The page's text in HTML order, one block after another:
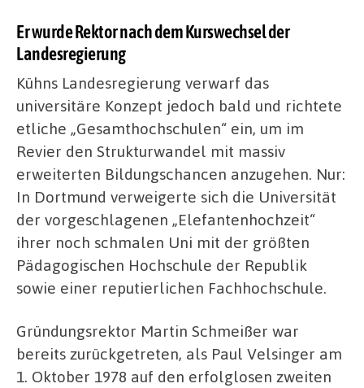
Er wurde Rektor nach dem Kurswechsel der
Landesregierung
Kühns Landesregierung verwarf das
universitäre Konzept jedoch bald und richtete
etliche „Gesamthochschulen“ ein, um im
Revier den Strukturwandel mit massiv
erweiterten Bildungschancen anzugehen. Nur:
In Dortmund verweigerte sich die Universität
der vorgeschlagenen „Elefantenhochzeit“
ihrer noch schmalen Uni mit der größten
Pädagogischen Hochschule der Republik
sowie einer reputierlichen Fachhochschule.
Gründungsrektor Martin Schmeißer war
bereits zurückgetreten, als Paul Velsinger am
1. Oktober 1978 auf den erfolglosen zweiten